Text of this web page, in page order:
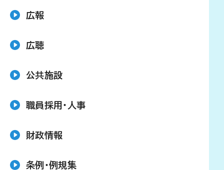
広報
広聴
公共施設
職員採用・人事
財政情報
条例・例規集